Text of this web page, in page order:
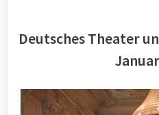
Deutsches Theater